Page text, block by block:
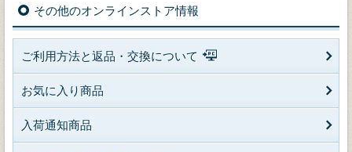
その他のオンラインストア情報
ご利用方法と返品・交換について
お気に入り商品
入荷通知商品